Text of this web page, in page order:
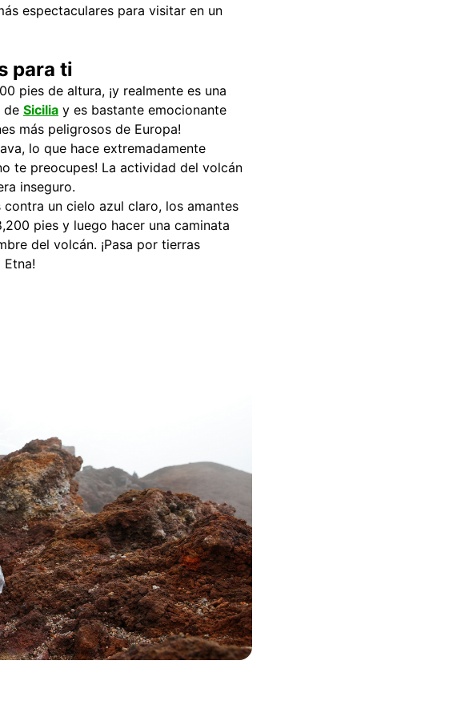
espectaculares para visitar en un
para ti
pies de altura, ¡y realmente es una
de Sicilia y es bastante emocionante
más peligrosos de Europa!
lo que hace extremadamente
te preocupes! La actividad del volcán
inseguro.
un cielo azul claro, los amantes
pies y luego hacer una caminata
del volcán. ¡Pasa por tierras